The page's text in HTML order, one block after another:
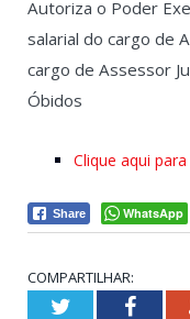
Autoriza o Poder
salarial do cargo de
cargo de Assessor
Óbidos
Clique aqui
Share WhatsApp
COMPARTILHAR:
Twitter